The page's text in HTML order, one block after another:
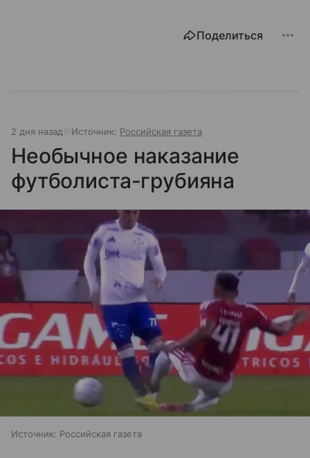
Поделиться
2 дня назад Источник: Российская газета
Необычное наказание
футболиста-грубияна
Источник: Российская газета